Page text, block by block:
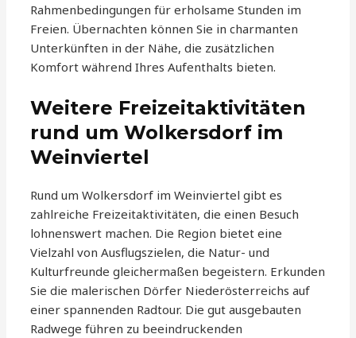
Rahmenbedingungen für erholsame Stunden im
Freien. Übernachten können Sie in charmanten
Unterkünften in der Nähe, die zusätzlichen
Komfort während Ihres Aufenthalts bieten.
Weitere Freizeitaktivitäten
rund um Wolkersdorf im
Weinviertel
Rund um Wolkersdorf im Weinviertel gibt es
zahlreiche Freizeitaktivitäten, die einen Besuch
lohnenswert machen. Die Region bietet eine
Vielzahl von Ausflugszielen, die Natur- und
Kulturfreunde gleichermaßen begeistern. Erkunden
Sie die malerischen Dörfer Niederösterreichs auf
einer spannenden Radtour. Die gut ausgebauten
Radwege führen zu beeindruckenden